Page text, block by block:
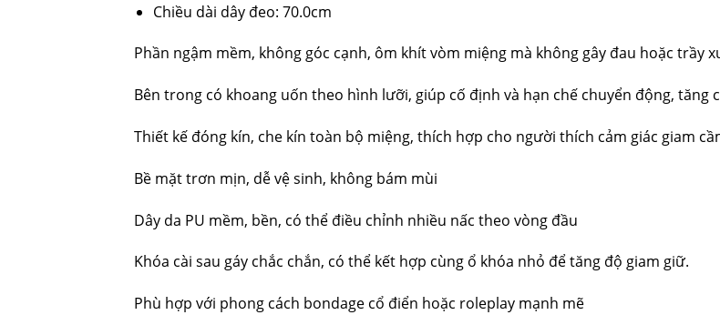
Chiều dài dây đeo: 70.0cm
Phần ngậm mềm, không góc cạnh, ôm khít vòm miệng mà không gây đau hoặc trầy
Bên trong có khoang uốn theo hình lưỡi, giúp cố định và hạn chế chuyển động, tăng
Thiết kế đóng kín, che kín toàn bộ miệng, thích hợp cho người thích cảm giác giam
Bề mặt trơn mịn, dễ vệ sinh, không bám mùi
Dây da PU mềm, bền, có thể điều chỉnh nhiều nấc theo vòng đầu
Khóa cài sau gáy chắc chắn, có thể kết hợp cùng ổ khóa nhỏ để tăng độ giam giữ.
Phù hợp với phong cách bondage cổ điển hoặc roleplay mạnh mẽ